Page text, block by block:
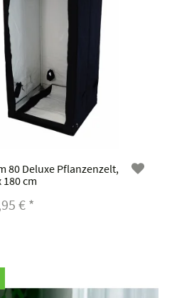
80 Deluxe Pflanzenzelt,
180 cm
€ *